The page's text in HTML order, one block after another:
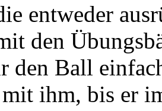
entweder
den
den Ball
ihm, bis er